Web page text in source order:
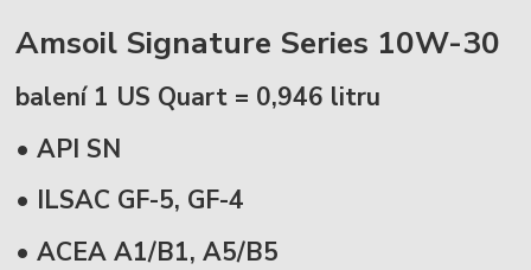
Amsoil Signature Series 10W-30
balení 1 US Quart = 0,946 litru
• API SN
• ILSAC GF-5, GF-4
• ACEA A1/B1, A5/B5